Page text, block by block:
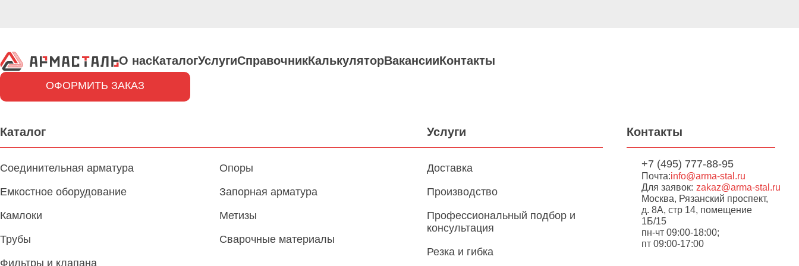
О насКаталогУслугиСправочникКалькуляторВакансииКонтакты
ОФОРМИТЬ ЗАКАЗ
Каталог
Соединительная арматура
Емкостное оборудование
Камлоки
Трубы
Фильтры и клапана
Опоры
Запорная арматура
Метизы
Сварочные материалы
Услуги
Доставка
Производство
Профессиональный подбор и
консультация
Резка и гибка
Контакты
+7 (495) 777-88-95
Почта:info@arma-stal.ru
Для заявок: zakaz@arma-stal.ru
Москва, Рязанский проспект,
д. 8А, стр 14, помещение
1Б/15
пн-чт 09:00-18:00;
пт 09:00-17:00